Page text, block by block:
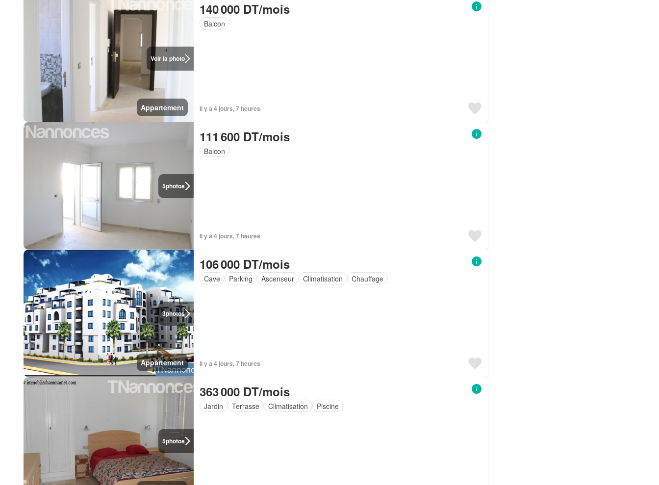
Voir la photo
Appartement
140 000 DT/mois
Balcon
Il y a 4 jours, 7 heures
5photos
111 600 DT/mois
Balcon
Il y a 4 jours, 7 heures
3photos
Appartement
106 000 DT/mois
Cave Parking Ascenseur Climatisation Chauffage
Il y a 4 jours, 7 heures
5photos
363 000 DT/mois
Jardin Terrasse Climatisation Piscine